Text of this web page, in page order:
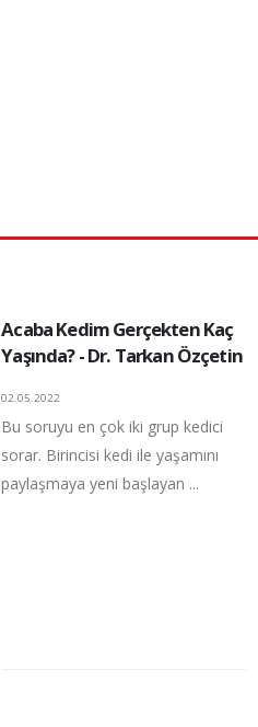
Acaba Kedim Gerçekten Kaç
Yaşında? - Dr. Tarkan Özçetin
02.05.2022
Bu soruyu en çok iki grup kedici
sorar. Birincisi kedi ile yaşamını
paylaşmaya yeni başlayan ...